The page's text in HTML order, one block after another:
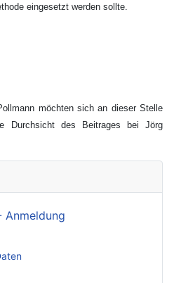
eingesetzt werden sollte.
möchten sich an dieser Stelle
Durchsicht des Beitrages bei Jörg
Anmeldung